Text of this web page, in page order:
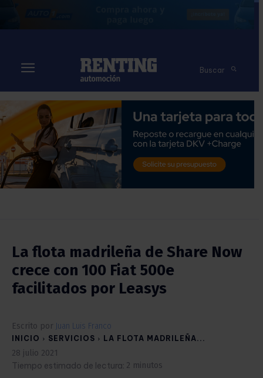
Buscar
La flota madrileña de Share Now
crece con 100 Fiat 500e
facilitados por Leasys
Escrito por Juan Luis Franco
INICIO SERVICIOS LA FLOTA MADRILEÑA...
28 julio 2021
Tiempo estimado de lectura: 2 minutos